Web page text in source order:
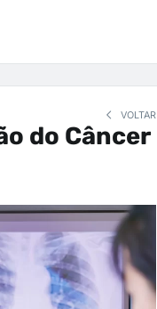
VOLTAR
do Câncer